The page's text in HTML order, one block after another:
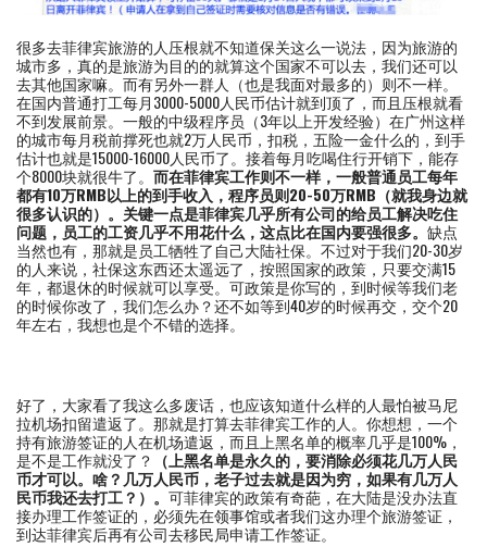
很多去菲律宾旅游的人压根就不知道保关这么一说法，因为旅游的
城市多，真的是旅游为目的的就算这个国家不可以去，我们还可以
去其他国家嘛。而有另外一群人（也是我面对最多的）则不一样。
在国内普通打工每月3000-5000人民币估计就到顶了，而且压根就看
不到发展前景。一般的中级程序员（3年以上开发经验）在广州这样
的城市每月税前撑死也就2万人民币，扣税，五险一金什么的，到手
估计也就是15000-16000人民币了。接着每月吃喝住行开销下，能存
个8000块就很牛了。 而在菲律宾工作则不一样，一般普通员工每年
都有10万RMB以上的到手收入，程序员则20-50万RMB（就我身边就
很多认识的）。关键一点是菲律宾几乎所有公司的给员工解决吃住
问题，员工的工资几乎不用花什么，这点比在国内要强很多。 缺点
当然也有，那就是员工牺牲了自己大陆社保。不过对于我们20-30岁
的人来说，社保这东西还太遥远了，按照国家的政策，只要交满15
年，都退休的时候就可以享受。可政策是你写的，到时候等我们老
的时候你改了，我们怎么办？还不如等到40岁的时候再交，交个20
年左右，我想也是个不错的选择。
好了，大家看了我这么多废话，也应该知道什么样的人最怕被马尼
拉机场扣留遣返了。那就是打算去菲律宾工作的人。你想想，一个
持有旅游签证的人在机场遣返，而且上黑名单的概率几乎是100%，
是不是工作就没了？ （上黑名单是永久的，要消除必须花几万人民
币才可以。啥？几万人民币，老子过去就是因为穷，如果有几万人
民币我还去打工？）。 可菲律宾的政策有奇葩，在大陆是没办法直
接办理工作签证的，必须先在领事馆或者我们这办理个旅游签证，
到达菲律宾后再有公司去移民局申请工作签证。